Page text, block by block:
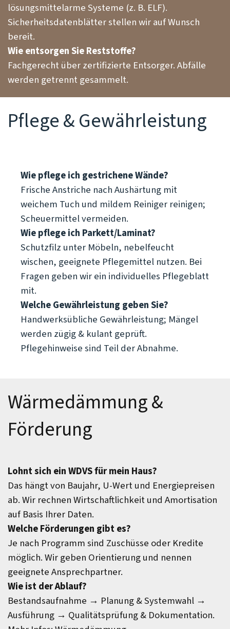
lösungsmittelarme Systeme (z. B. ELF).
Sicherheitsdatenblätter stellen wir auf Wunsch
bereit.
Wie entsorgen Sie Reststoffe?
Fachgerecht über zertifizierte Entsorger. Abfälle
werden getrennt gesammelt.
Pflege & Gewährleistung
Wie pflege ich gestrichene Wände?
Frische Anstriche nach Aushärtung mit
weichem Tuch und mildem Reiniger reinigen;
Scheuermittel vermeiden.
Wie pflege ich Parkett/Laminat?
Schutzfilz unter Möbeln, nebelfeucht
wischen, geeignete Pflegemittel nutzen. Bei
Fragen geben wir ein individuelles Pflegeblatt
mit.
Welche Gewährleistung geben Sie?
Handwerksübliche Gewährleistung; Mängel
werden zügig & kulant geprüft.
Pflegehinweise sind Teil der Abnahme.
Wärmedämmung &
Förderung
Lohnt sich ein WDVS für mein Haus?
Das hängt von Baujahr, U-Wert und Energiepreisen
ab. Wir rechnen Wirtschaftlichkeit und Amortisation
auf Basis Ihrer Daten.
Welche Förderungen gibt es?
Je nach Programm sind Zuschüsse oder Kredite
möglich. Wir geben Orientierung und nennen
geeignete Ansprechpartner.
Wie ist der Ablauf?
Bestandsaufnahme → Planung & Systemwahl →
Ausführung → Qualitätsprüfung & Dokumentation.